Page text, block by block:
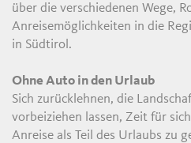
über die verschiedenen Wege,
Anreisemöglichkeiten in die
in Südtirol.
Ohne Auto in den Urlaub
Sich zurücklehnen, die
vorbeiziehen lassen, Zeit für
Anreise als Teil des Urlaubs zu